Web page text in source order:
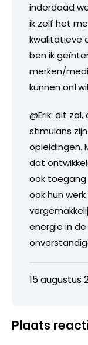
inderdaad
ik zelf het
kwalitatieve
ben ik
merken/
kunnen
@Erik: dit
stimulans
opleidingen.
dat
ook toegang
ook hun
energie in
15 augustus
Plaats